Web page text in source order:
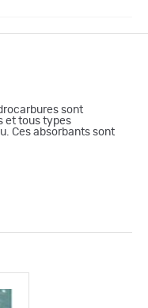
sont
et tous types
Ces absorbants sont